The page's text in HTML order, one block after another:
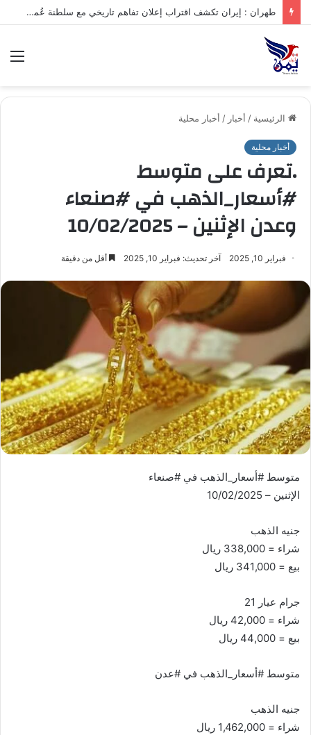
.تعرف على متوسط أسعار الذهب في صنعاء وعدن الخميس – 06/08/2026
الرئيسية / أخبار / أخبار محلية
أخبار محلية
.تعرف على متوسط
#أسعار_الذهب في #صنعاء
وعدن الإثنين – 10/02/2025
فبراير 10, 2025 آخر تحديث: فبراير 10, 2025 أقل من دقيقة
متوسط #أسعار_الذهب في #صنعاء
الإثنين – 10/02/2025
جنيه الذهب
شراء = 338,000 ريال
بيع = 341,000 ريال
جرام عيار 21
شراء = 42,000 ريال
بيع = 44,000 ريال
متوسط #أسعار_الذهب في #عدن
جنيه الذهب
شراء = 1,462,000 ريال